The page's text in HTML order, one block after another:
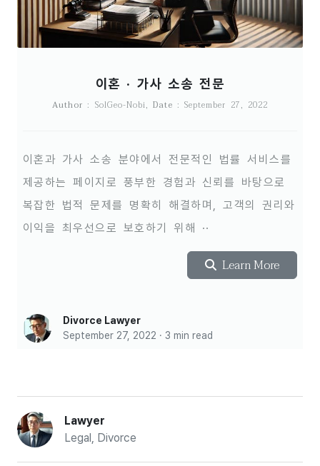
이혼 · 가사 소송 전문
Author : SolGeo-Nobi, Date : September 27, 2022
이혼과 가사 소송 분야에서 전문적인 법률 서비스를
제공하는 페이지로 풍부한 경험과 신뢰를 바탕으로
복잡한 법적 문제를 명확히 해결하며, 고객의 권리와
이익을 최우선으로 보호하기 위해 ··
Learn More
Divorce Lawyer
September 27, 2022 · 3 min read
Lawyer
Legal, Divorce